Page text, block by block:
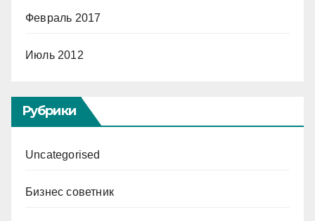
Февраль 2017
Июль 2012
Рубрики
Uncategorised
Бизнес советник